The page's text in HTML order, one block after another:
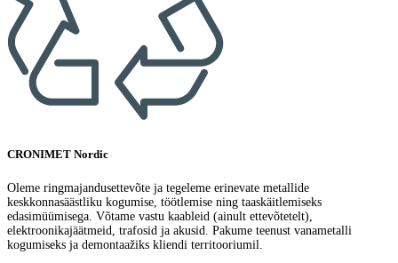
CRONIMET Nordic
Oleme ringmajandusettevõte ja tegeleme erinevate metallide
keskkonnasäästliku kogumise, töötlemise ning taaskäitlemiseks
edasimüümisega. Võtame vastu kaableid (ainult ettevõtetelt),
elektroonikajäätmeid, trafosid ja akusid. Pakume teenust vanametalli
kogumiseks ja demontaažiks kliendi territooriumil.